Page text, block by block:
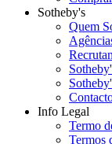
Sotheby's
Quem
Info Legal
Termo
Termos